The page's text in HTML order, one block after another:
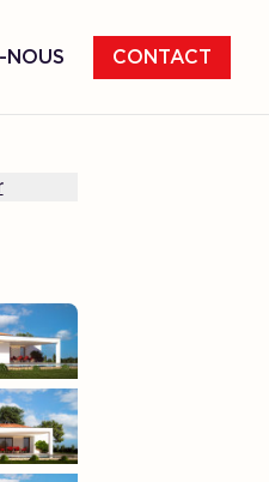
NOUS CONTACT